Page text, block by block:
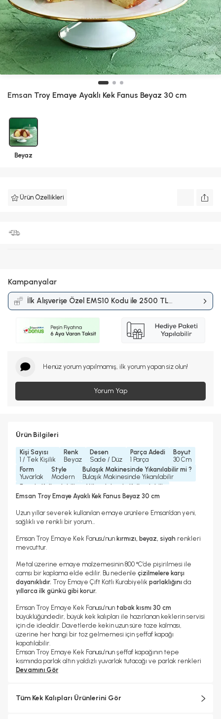
Emsan Troy Emaye Ayaklı Kek Fanus Beyaz 30 cm
Beyaz
Ürün Özellikleri
Kampanyalar
İlk Alışverişe Özel EMS10 Kodu ile 2500 TL
ve Üzerine %10 İndirimKampanyası
Henüz yorum yapılmamış, ilk yorum yapan siz olun!
Yorum Yap
Ürün Bilgileri
Kişi Sayısı
1 / Tek Kişilik
Renk
Beyaz
Desen
Sade / Düz
Parça Adedi
1 Parça
Boyut
30 Cm
Form
Yuvarlak
Style
Modern
Bulaşık Makinesinde Yıkanılabilir mi ?
Bulaşık Makinesinde Yıkanılabilir
Fırında Kullanılabilir
Hayır
Mikrodalgada Kullanılabilir
Evet
Hayır
Emsan Troy Emaye Ayaklı Kek Fanus Beyaz 30 cm
Uzun yıllar severek kullanılan emaye ürünlere Emsan’dan yeni,
sağlıklı ve renkli bir yorum…
Emsan Troy Emaye Kek Fanusu’nun kırmızı, beyaz, siyah renkleri
mevcuttur.
Metal üzerine emaye malzemesinin 800 °C’de pişirilmesi ile
camsı bir kaplama elde edilir. Bu nedenle çizilmelere karşı
dayanıklıdır. Troy Emaye Çift Katlı Kurabiyelik parlaklığını da
yıllarca ilk günkü gibi korur.
Emsan Troy Emaye Kek Fanusu’nun tabak kısmı 30 cm
büyüklüğündedir, büyük kek kalıpları ile hazırlanan keklerin servisi
için de idealdir. Davetlerde kekin uzun süre taze kalması,
üzerine her hangi bir toz gelmemesi için şeffaf kapağı
kapatılabilir.
Emsan Troy Emaye Kek Fanusu’nun şeffaf kapağının tepe
kısmında parlak altın yaldızlı yuvarlak tutacağı ve parlak renkleri
ile göz kamaştırır. Ayrıca
Bulaşık makinesinde yıkanabilir.
Devamını Gör
Tüm Kek Kalıpları Ürünlerini Gör